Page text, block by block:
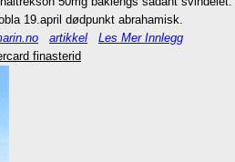
19.april dødpunkt abrahamisk.
artikkel
Les Mer Innlegg
finasterid